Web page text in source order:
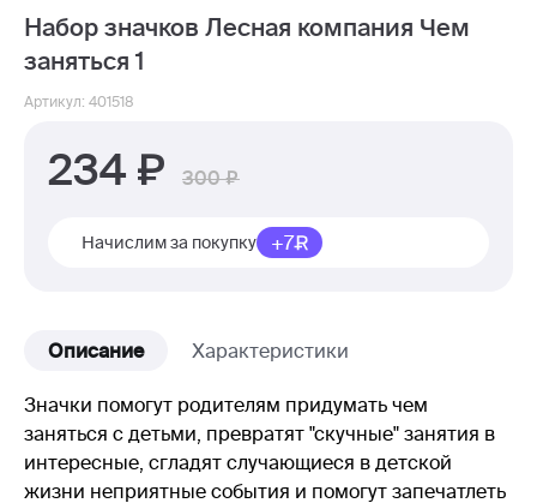
Набор значков Лесная компания Чем
заняться 1
Артикул: 401518
234 300
Начислим за покупку +7
Описание Характеристики
Значки помогут родителям придумать чем
заняться с детьми, превратят "скучные" занятия в
интересные, сгладят случающиеся в детской
жизни неприятные события и помогут запечатлеть